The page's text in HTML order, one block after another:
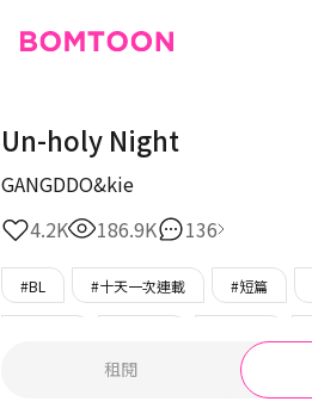
Un-holy Night
GANGDDO&kie
4.2K
186.9K 136
#BL #十天一次連載 #短篇
#完結 #只在BOMTOON
租閱